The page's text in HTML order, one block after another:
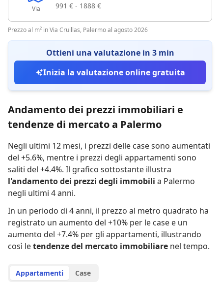
Via 991 € - 1888 €
Prezzo al m² in Via Cruillas, Palermo al agosto 2026
Ottieni una valutazione in 3 min
Inizia la valutazione online gratuita
Andamento dei prezzi immobiliari e
tendenze di mercato a Palermo
Negli ultimi 12 mesi, i prezzi delle case sono aumentati
del +5.6%, mentre i prezzi degli appartamenti sono
saliti del +4.4%. Il grafico sottostante illustra
l'andamento dei prezzi degli immobili a Palermo
negli ultimi 4 anni.
In un periodo di 4 anni, il prezzo al metro quadrato ha
registrato un aumento del +10% per le case e un
aumento del +7.4% per gli appartamenti, illustrando
così letendenze del mercato immobiliare nel tempo.
Appartamenti Case